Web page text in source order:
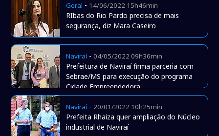
Geral - 14/06/2022 15h46min
RIbas do Rio Pardo precisa de mais
segurança, diz Mara Caseiro
Naviraí-04/05/2022 09h36min
Prefeitura de Naviraí firma parceria com
Sebrae/MS para execução do programa
Cidade Empreendedora
Naviraí- 20/01/2022 10h25min
Prefeita Rhaiza quer ampliação do Núcleo
industrial de Naviraí